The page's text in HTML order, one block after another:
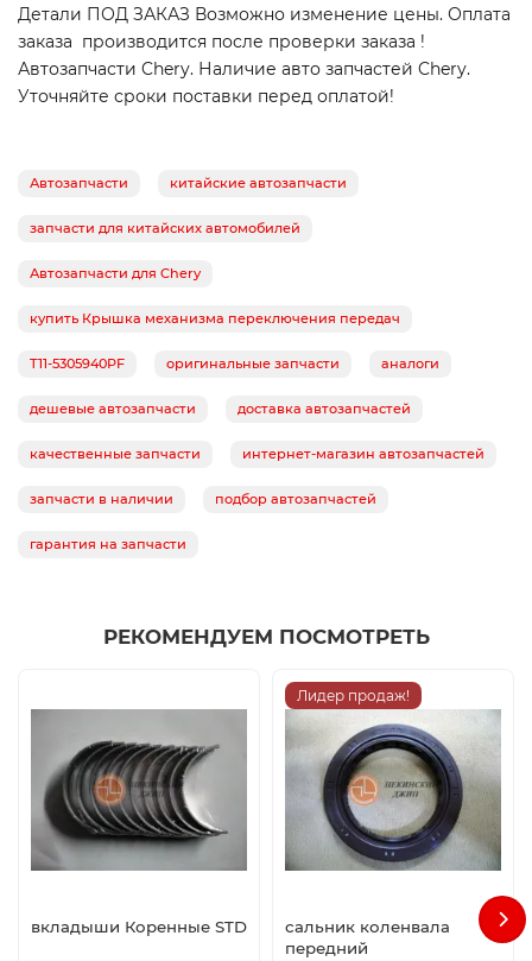
Детали ПОД ЗАКАЗ Возможно изменение цены. Оплата
заказа производится после проверки заказа !
Автозапчасти Chery. Наличие авто запчастей Chery.
Уточняйте сроки поставки перед оплатой!
Автозапчасти китайские автозапчасти
запчасти для китайских автомобилей
Автозапчасти для Chery
купить Крышка механизма переключения передач
T11-5305940PF оригинальные запчасти аналоги
дешевые автозапчасти доставка автозапчастей
качественные запчасти интернет-магазин автозапчастей
запчасти в наличии подбор автозапчастей
гарантия на запчасти
РЕКОМЕНДУЕМ ПОСМОТРЕТЬ
вкладыши Коренные STD
Лидер продаж!
сальник коленвала
передний